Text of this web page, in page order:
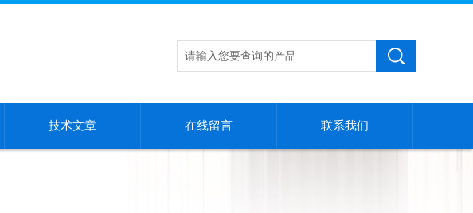
技术文章 在线留言 联系我们